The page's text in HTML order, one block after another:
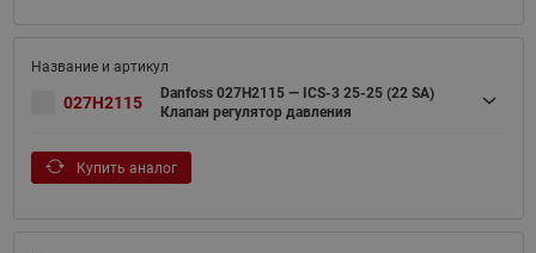
027H2115
Danfoss 027H2115 — ICS-3 25-25 (22 SA)
Клапан регулятор давления
Купить аналог